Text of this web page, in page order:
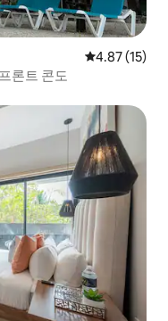
평점 4.87점
4.87 (15)
론트 콘도